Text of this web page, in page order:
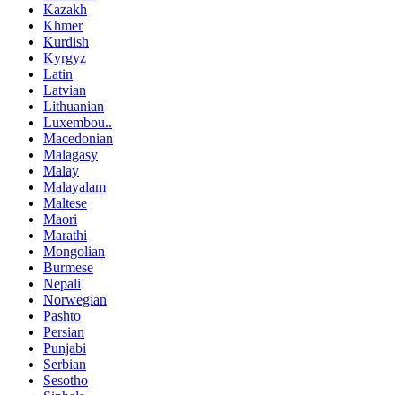
Kazakh
Khmer
Kurdish
Kyrgyz
Latin
Latvian
Lithuanian
Luxembou..
Macedonian
Malagasy
Malay
Malayalam
Maltese
Maori
Marathi
Mongolian
Burmese
Nepali
Norwegian
Pashto
Persian
Punjabi
Serbian
Sesotho